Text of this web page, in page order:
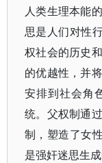
人类生理本能
思是人们对性
权社会的历史
的优越性，并
安排到社会角
统。父权制通
制，塑造了女
是强奸迷思生